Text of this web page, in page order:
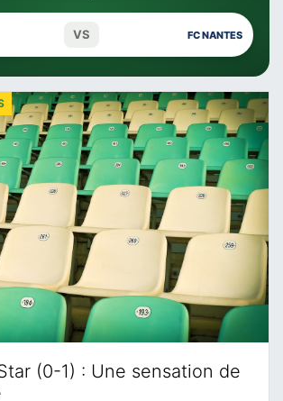
VS FC NANTES
(0-1) : Une sensation de